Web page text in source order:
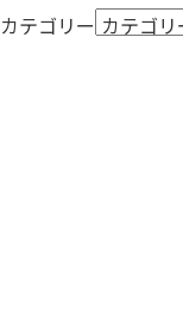
カテゴリー